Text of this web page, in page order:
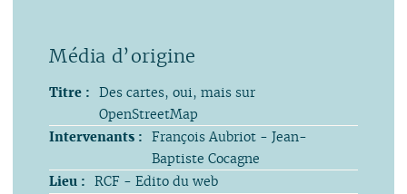
Titre : Des cartes, oui, mais sur
OpenStreetMap
Intervenants : François Aubriot - Jean-
Baptiste Cocagne
Lieu : RCF - Edito du web